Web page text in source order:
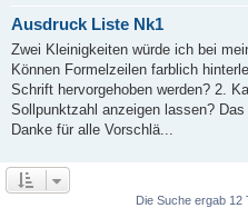
Ausdruck Liste Nk1
Zwei Kleinigkeiten würde ich bei
Können Formelzeilen farblich
Schrift hervorgehoben werden? 2.
Sollpunktzahl anzeigen lassen?
Danke für alle Vorschlä...
Die Suche ergab 12